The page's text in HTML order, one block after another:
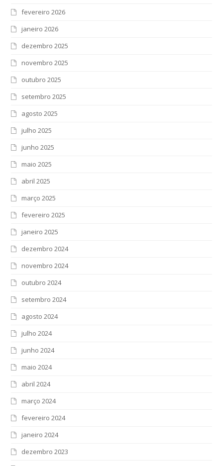
fevereiro 2026
janeiro 2026
dezembro 2025
novembro 2025
outubro 2025
setembro 2025
agosto 2025
julho 2025
junho 2025
maio 2025
abril 2025
março 2025
fevereiro 2025
janeiro 2025
dezembro 2024
novembro 2024
outubro 2024
setembro 2024
agosto 2024
julho 2024
junho 2024
maio 2024
abril 2024
março 2024
fevereiro 2024
janeiro 2024
dezembro 2023